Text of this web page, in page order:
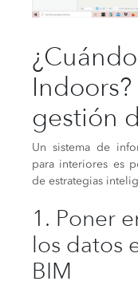
Indoors?
gestión
Un sistema de
para interiores es
de estrategias
1. Poner
los datos
BIM